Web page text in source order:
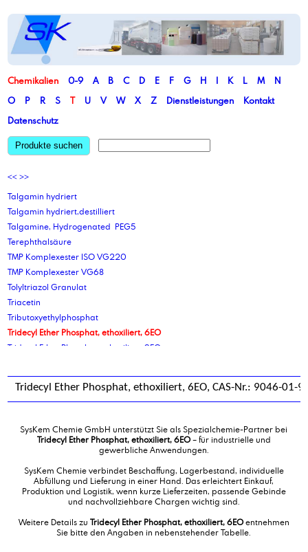
Chemikalien 0-9 A B C D E F G H I K L M
N
O
P R S T U V W X Z Dienstleistungen
Kontakt
Datenschutz
Produkte suchen
<< >>
Talgamin hydriert
Talgamin hydriert,destilliert
Talgamine, Hydrogenated PEG5
Terephthalsäure
TMP Komplexester ISO VG220
TMP Komplexester VG68
Tolyltriazol Granulat
Triacetin
Tributoxyethylphosphat
Tridecyl Ether Phosphat, ethoxiliert, 6EO
Tridecyl Ether Phosphat, ethoxiliert, 9EO
Triethanolamin 99% rein, Endverbleibserklärungspflichtig
Triethylcitrat
Triethylphosphat
Triisooctylphosphat
Trimerfettsäure
Trimerfettsäure-Pflanzlich
Trimethylolpropantricaprylat/caprat
Tridecyl Ether Phosphat, ethoxiliert, 6EO, CAS-Nr.: 9046-01-9
SysKem Chemie GmbH unterstützt Sie als Spezialchemie-Partner bei
Tridecyl Ether Phosphat, ethoxiliert, 6EO– für industrielle und
gewerbliche Anwendungen.
SysKem Chemie verbindet Beschaffung, Lagerbestand, individuelle
Abfüllung und Lieferung in einer Hand. Das erleichtert Einkauf,
Produktion und Logistik, wenn kurze Lieferzeiten, passende Gebinde
und nachvollziehbare Chargen wichtig sind.
Weitere Details zu Tridecyl Ether Phosphat, ethoxiliert, 6EOentnehmen
Sie bitte den Angaben in nebenstehender Tabelle.